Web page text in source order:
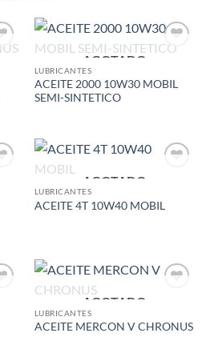
AGOTADO
LUBRICANTES
ACEITE 2000 10W30 MOBIL
SEMI-SINTETICO
AGOTADO
LUBRICANTES
ACEITE 4T 10W40 MOBIL
AGOTADO
LUBRICANTES
ACEITE MERCON V CHRONUS